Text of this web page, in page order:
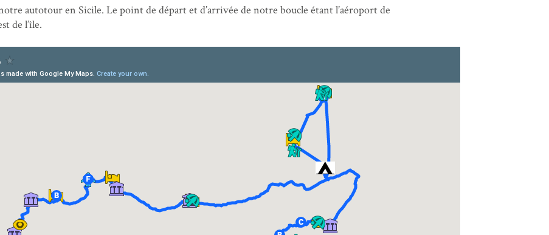
autotour en Sicile. Le point de départ et d’arrivée de notre boucle étant l’aéroport de
de l’île.